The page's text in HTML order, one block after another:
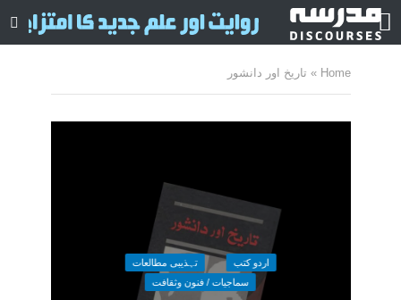
Home
» تاریخ اور دانشور
اردو کتب
تہذیبی مطالعات
سماجیات / فنون وثقافت